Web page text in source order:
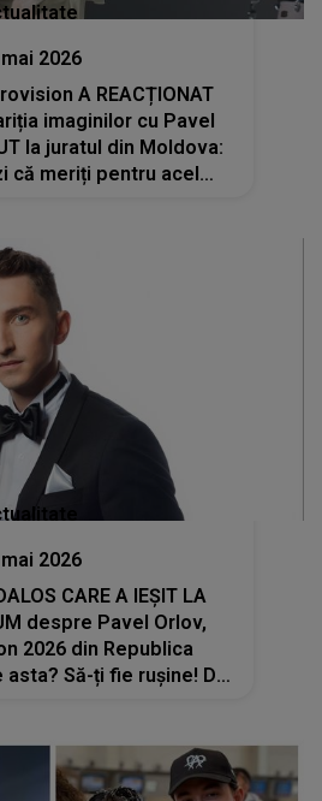
2026
A REACȚIONAT
imaginilor cu Pavel
la juratul din Moldova:
că meriți pentru acel
2026
CARE A IEȘIT LA
despre Pavel Orlov,
2026 din Republica
asta? Să-ți fie rușine! Din